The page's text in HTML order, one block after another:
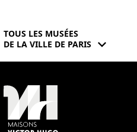
TOUS LES MUSÉES
DE LA VILLE DE PARIS
expand_more